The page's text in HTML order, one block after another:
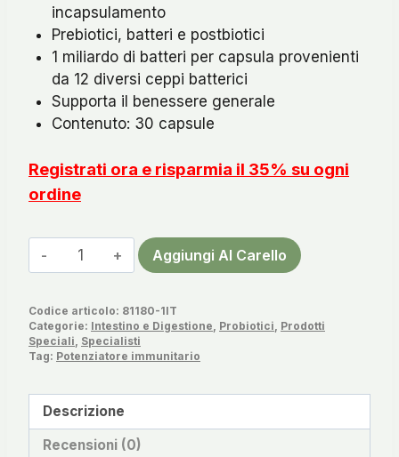
incapsulamento
Prebiotici, batteri e postbiotici
1 miliardo di batteri per capsula provenienti
da 12 diversi ceppi batterici
Supporta il benessere generale
Contenuto: 30 capsule
Registrati ora e risparmia il 35% su ogni
ordine
Probiotici
Pro
Plus
quantità
Aggiungi Al Carello
Codice articolo: 81180-1IT
Categorie: Intestino e Digestione, Probiotici, Prodotti
Speciali, Specialisti
Tag: Potenziatore immunitario
Descrizione
Recensioni (0)